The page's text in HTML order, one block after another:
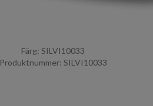
Färg: SILVI10033
Produktnummer: SILVI10033